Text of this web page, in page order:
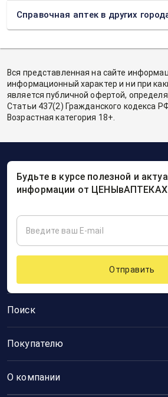
Справочная аптек в других
Вся представленная на сайте
информационный характер и ни при
является публичной офертой,
Статьи 437(2) Гражданского кодекса
Возрастная категория 18+.
Поиск
Покупателю
О компании
Будьте в курсе полезной и
информации от ЦЕНЫвАПТЕКАХ
Отправить